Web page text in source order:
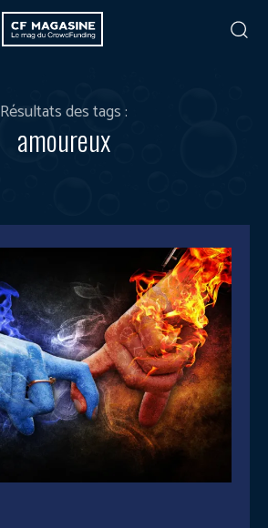
Résultats des tags :
amoureux